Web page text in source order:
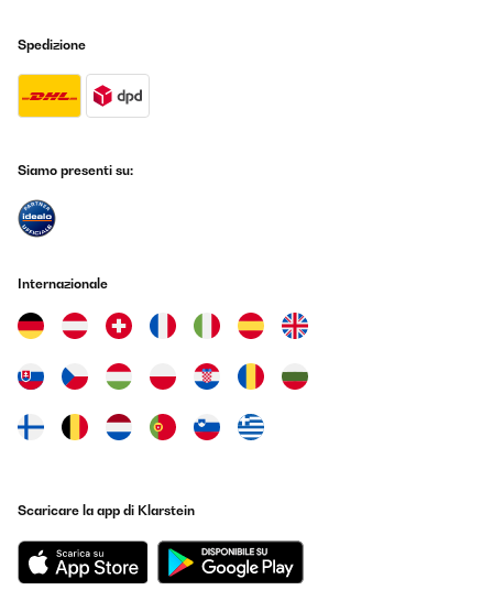
Spedizione
Siamo presenti su:
Internazionale
Scaricare la app di Klarstein